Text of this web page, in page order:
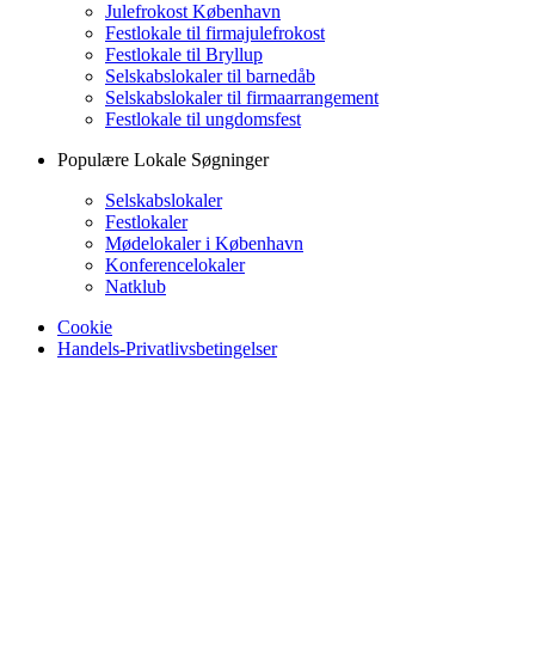
Julefrokost København
Festlokale til firmajulefrokost
Festlokale til Bryllup
Selskabslokaler til barnedåb
Selskabslokaler til firmaarrangement
Festlokale til ungdomsfest
Populære Lokale Søgninger
Selskabslokaler
Festlokaler
Mødelokaler i København
Konferencelokaler
Natklub
Cookie
Handels-Privatlivsbetingelser